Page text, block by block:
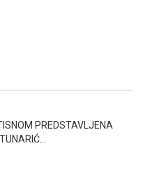
PREDSTAVLJENA